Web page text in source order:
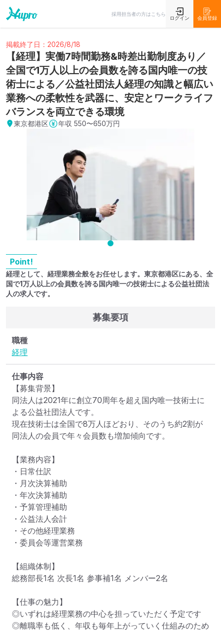
採用担当者の方はこちら
ログイン 会員登録
掲載終了日：2026/8/18
【経理】実働7時間勤務&時差出勤制度あり／
全国で1万人以上の会員数を誇る国内唯一の技
術士による／公益社団法人経理の知識と幅広い
業務への柔軟性を武器に、安定とワークライフ
バランスを両立できる環境
東京都港区 年収 550〜650万円
Point!
経理として、経理業務全般をお任せします。東京都港区にある、全
国で1万人以上の会員数を誇る国内唯一の技術士による公益社団法
人の求人です。
募集要項
職種
経理
仕事内容
【募集背景】
同法人は2021年に創立70周年を超え国内唯一技術士に
よる公益社団法人です。
現在技術士は全国で8万人ほどおり、そのうち約2割が
同法人の会員で年々会員数も増加傾向です。
【業務内容】
・日常仕訳
・月次決算補助
・年次決算補助
・予算管理補助
・公益法人会計
・その他経理業務
・委員会等運営業務
【組織体制】
総務部長1名 次長1名 参事補1名 メンバー2名
【仕事の魅力】
◎いずれは経理業務の中心を担っていただく予定です
◎離職率も低く、年収も毎年上がっていく仕組みのため